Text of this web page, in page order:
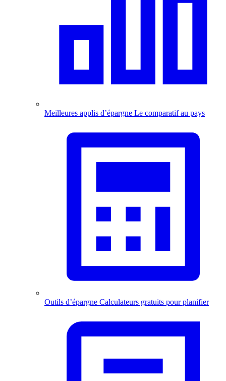
Meilleures applis d’épargne Le comparatif au pays
Outils d’épargne Calculateurs gratuits pour planifier